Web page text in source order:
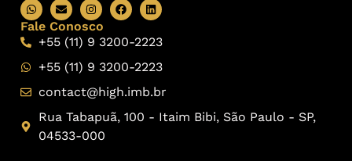
Fale Conosco
+55 (11) 9 3200-2223
+55 (11) 9 3200-2223
contact@high.imb.br
Rua Tabapuã, 100 - Itaim Bibi, São Paulo - SP,
04533-000